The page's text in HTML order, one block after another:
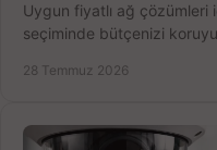
Uygun fiyatlı ağ çözümleri
seçiminde bütçenizi
28 Temmuz 2026